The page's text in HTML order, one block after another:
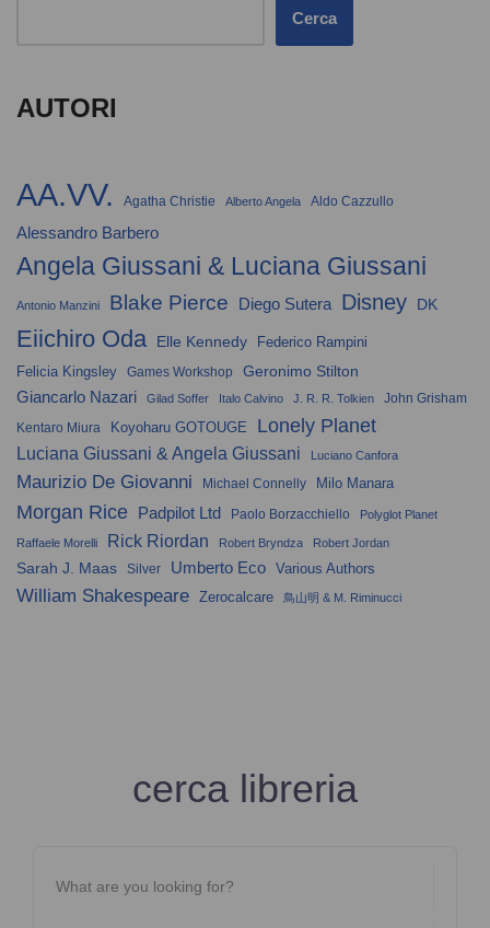
Cerca
AUTORI
AA.VV. Agatha Christie Alberto Angela Aldo Cazzullo
Alessandro Barbero
Angela Giussani & Luciana Giussani
Antonio Manzini Blake Pierce Diego Sutera Disney DK
Eiichiro Oda Elle Kennedy Federico Rampini
Felicia Kingsley Games Workshop
Geronimo Stilton
Giancarlo Nazari
Gilad Soffer Italo Calvino J. R. R. Tolkien
John Grisham
Kentaro Miura
Koyoharu GOTOUGE Lonely Planet
Luciana Giussani & Angela Giussani Luciano Canfora
Maurizio De Giovanni Michael Connelly Milo Manara
Morgan Rice Padpilot Ltd Paolo Borzacchiello Polyglot Planet
Raffaele Morelli Rick Riordan Robert Bryndza Robert Jordan
Sarah J. Maas Silver Umberto Eco Various Authors
William Shakespeare Zerocalcare 鳥山明 & M. Riminucci
cerca libreria